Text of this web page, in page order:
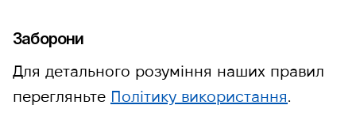
Заборони
Для детального розуміння наших правил
перегляньте Політику використання.